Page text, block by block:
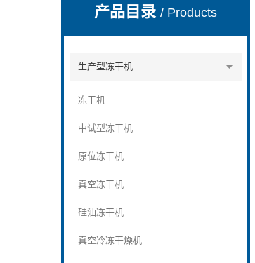
产品目录/ Products
生产型冻干机
冻干机
中试型冻干机
原位冻干机
真空冻干机
硅油冻干机
真空冷冻干燥机